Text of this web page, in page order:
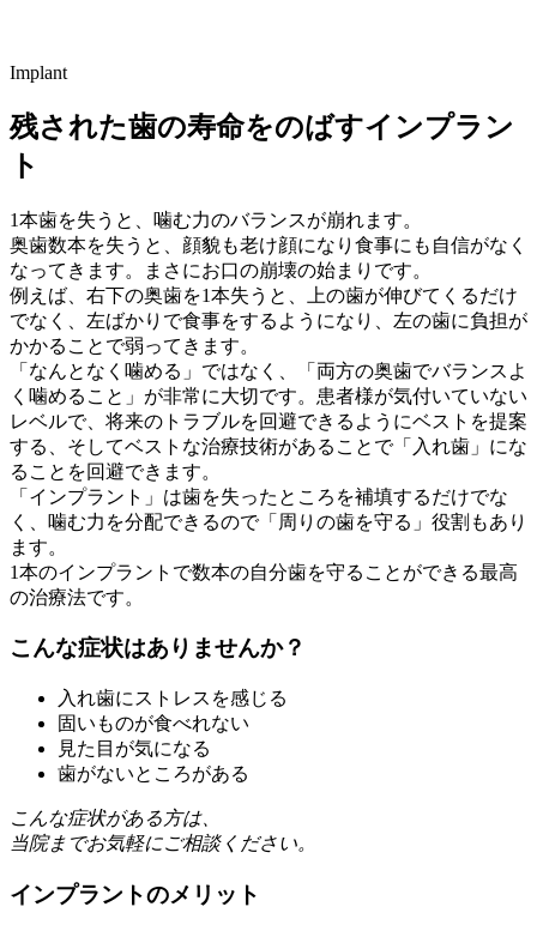
Implant
残された歯の寿命をのばすインプラン
ト
1本歯を失うと、噛む力のバランスが崩れます。
奥歯数本を失うと、顔貌も老け顔になり食事にも自信がなく
なってきます。まさにお口の崩壊の始まりです。
例えば、右下の奥歯を1本失うと、上の歯が伸びてくるだけ
でなく、左ばかりで食事をするようになり、左の歯に負担が
かかることで弱ってきます。
「なんとなく噛める」ではなく、「両方の奥歯でバランスよ
く噛めること」が非常に大切です。患者様が気付いていない
レベルで、将来のトラブルを回避できるようにベストを提案
する、そしてベストな治療技術があることで「入れ歯」にな
ることを回避できます。
「インプラント」は歯を失ったところを補填するだけでな
く、噛む力を分配できるので「周りの歯を守る」役割もあり
ます。
1本のインプラントで数本の自分歯を守ることができる最高
の治療法です。
こんな症状はありませんか？
入れ歯にストレスを感じる
固いものが食べれない
見た目が気になる
歯がないところがある
こんな症状がある方は、
当院までお気軽にご相談ください。
インプラントのメリット